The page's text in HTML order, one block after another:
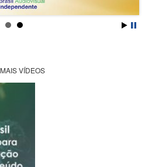
MAIS VÍDEOS